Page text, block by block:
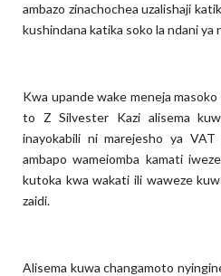
ambazo zinachochea uzalishaji
kushindana katika soko la ndani ya
Kwa upande wake meneja
to Z Silvester Kazi alisema
inayokabili ni marejesho ya VAT
ambapo wameiomba kamati
kutoka kwa wakati ili waweze
zaidi.
Alisema kuwa changamoto